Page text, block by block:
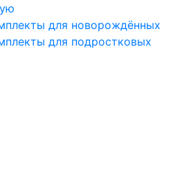
для новорождённых
для подростковых